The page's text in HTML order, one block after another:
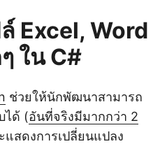
Excel, Word
ใน C#
ช่วยให้นักพัฒนาสามารถ
ได้ (อันที่จริงมีมากกว่า 2
แสดงการเปลี่ยนแปลง